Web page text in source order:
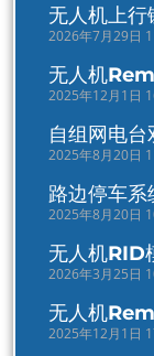
无人机上
2026年7月29日
无人机
2025年12月1日
自组网电台
2025年8月20日
路边停车系
2025年8月20日
无人机RID
2026年3月25日
无人机
2025年12月1日